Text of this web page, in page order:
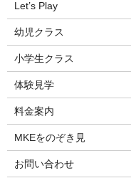
Let’s Play
幼児クラス
小学生クラス
体験見学
料金案内
MKEをのぞき見
お問い合わせ